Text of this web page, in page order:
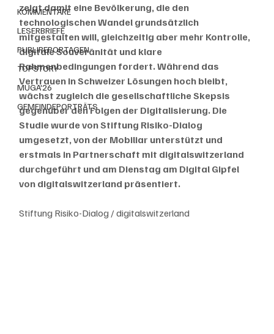
KOMMENTARE
LESERBRIEFE
PUBLIREPORTAGEN
TOPSTORY
MUGA'26
GEMEINDEPORTRÄTS
zeigt damit eine Bevölkerung, die den
technologischen Wandel grundsätzlich
mitgestalten will, gleichzeitig aber mehr Kontrolle,
digitale Souveränität und klare
Rahmenbedingungen fordert. Während das
Vertrauen in Schweizer Lösungen hoch bleibt,
wächst zugleich die gesellschaftliche Skepsis
gegenüber den Folgen der Digitalisierung. Die
Studie wurde von Stiftung Risiko-Dialog
umgesetzt, von der Mobiliar unterstützt und
erstmals in Partnerschaft mit digitalswitzerland
durchgeführt und am Dienstag am Digital Gipfel
von digitalswitzerland präsentiert.
Stiftung Risiko-Dialog / digitalswitzerland